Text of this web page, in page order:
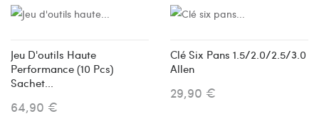
Jeu D'outils Haute
Performance (10 Pcs)
Sachet...
64,90 €
Clé Six Pans 1.5/2.0/2.5/3.0
Allen
29,90 €